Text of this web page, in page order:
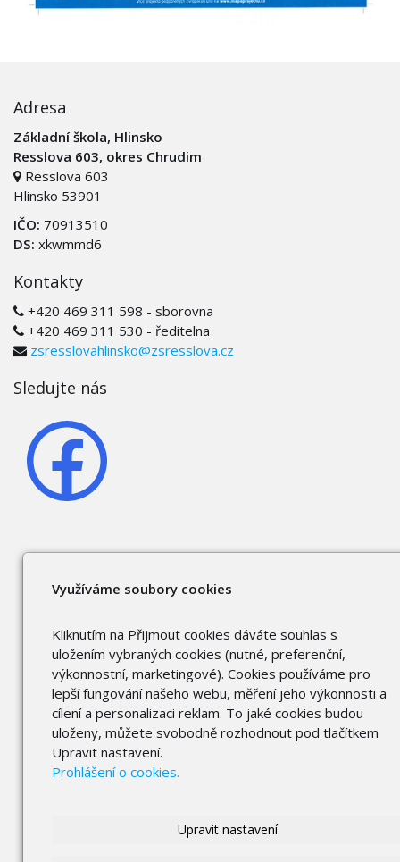
Adresa
Základní škola, Hlinsko
Resslova 603, okres Chrudim
Resslova 603
Hlinsko 53901
IČO: 70913510
DS: xkwmmd6
Kontakty
+420 469 311 598 - sborovna
+420 469 311 530 - ředitelna
zsresslovahlinsko@zsresslova.cz
Sledujte nás
Využíváme soubory cookies
Kliknutím na Přijmout cookies dáváte souhlas s
uložením vybraných cookies (nutné, preferenční,
výkonnostní, marketingové). Cookies používáme pro
lepší fungování našeho webu, měření jeho výkonnosti a
cílení a personalizaci reklam. To jaké cookies budou
uloženy, můžete svobodně rozhodnout pod tlačítkem
Upravit nastavení.
Prohlášení o cookies.
Upravit nastavení